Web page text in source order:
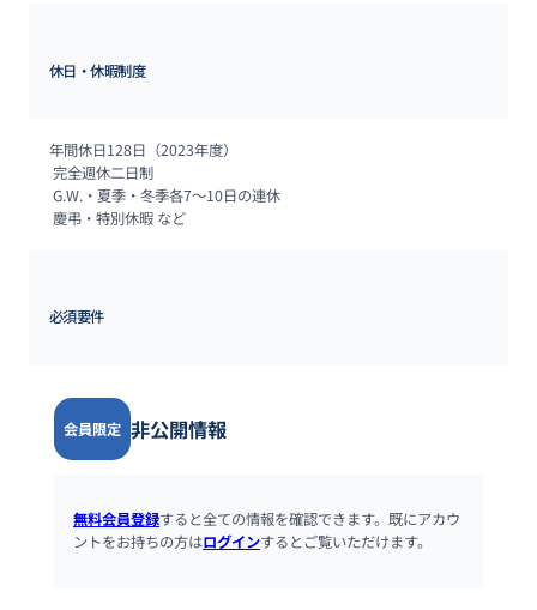
休日・休暇制度
年間休日128日（2023年度）
慶弔・特別休暇 など
必須要件
会員限定 非公開情報
無料会員登録すると全ての情報を確認できます。既にアカウ
ントをお持ちの方はログインするとご覧いただけます。